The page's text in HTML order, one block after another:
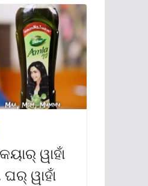
ୱାହାଁ
ୱାହାଁ